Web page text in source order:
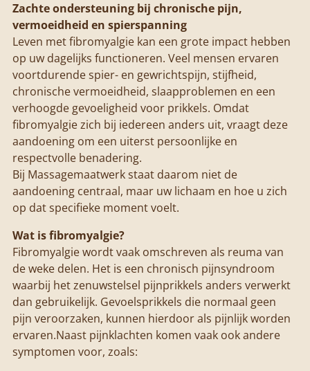
Zachte ondersteuning bij chronische pijn,
vermoeidheid en spierspanning
Leven met fibromyalgie kan een grote impact hebben
op uw dagelijks functioneren. Veel mensen ervaren
voortdurende spier- en gewrichtspijn, stijfheid,
chronische vermoeidheid, slaapproblemen en een
verhoogde gevoeligheid voor prikkels. Omdat
fibromyalgie zich bij iedereen anders uit, vraagt deze
aandoening om een uiterst persoonlijke en
respectvolle benadering.
Bij Massagemaatwerk staat daarom niet de
aandoening centraal, maar uw lichaam en hoe u zich
op dat specifieke moment voelt.
Wat is fibromyalgie?
Fibromyalgie wordt vaak omschreven als reuma van
de weke delen. Het is een chronisch pijnsyndroom
waarbij het zenuwstelsel pijnprikkels anders verwerkt
dan gebruikelijk. Gevoelsprikkels die normaal geen
pijn veroorzaken, kunnen hierdoor als pijnlijk worden
ervaren.Naast pijnklachten komen vaak ook andere
symptomen voor, zoals: